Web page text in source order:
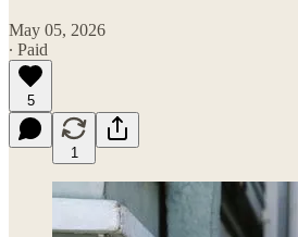
May 05, 2026
∙ Paid
5
1